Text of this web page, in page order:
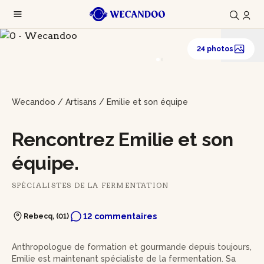
24 photos
Wecandoo / Artisans / Emilie et son équipe
Rencontrez Emilie et son
équipe.
SPÉCIALISTES DE LA FERMENTATION
Rebecq, (01) 12 commentaires
Anthropologue de formation et gourmande depuis toujours,
Emilie est maintenant spécialiste de la fermentation. Sa